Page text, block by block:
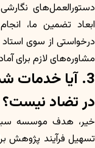
دستورالعمل‌های
ابعاد تضمین ما،
درخواستی از سوی استاد
مشاوره‌های لازم برای
3. آیا خدمات
در تضاد نیست؟
خیر، هدف موسسه سبز
تسهیل فرآیند پژوهش